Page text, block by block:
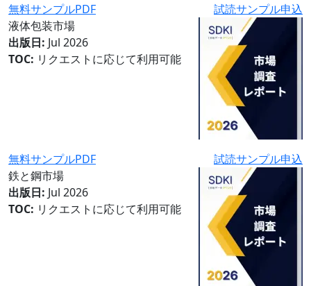
無料サンプルPDF
試読サンプル申込
液体包装市場
出版日: Jul 2026
TOC: リクエストに応じて利用可能
無料サンプルPDF
試読サンプル申込
鉄と鋼市場
出版日: Jul 2026
TOC: リクエストに応じて利用可能